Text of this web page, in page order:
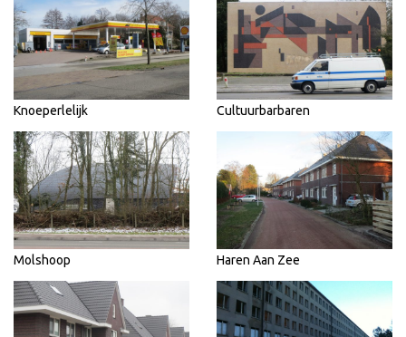
Knoeperlelijk Cultuurbarbaren
Molshoop Haren Aan Zee